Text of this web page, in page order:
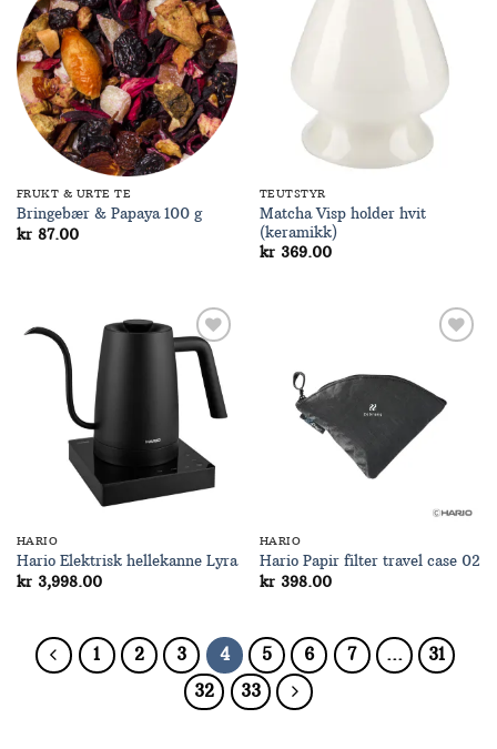
Add to
Wishlist
FRUKT & URTE TE
Bringebær & Papaya 100 g
kr87.00
Add to
Wishlist
TEUTSTYR
Matcha Visp holder hvit
(keramikk)
kr369.00
Add to
Wishlist
HARIO
Hario Elektrisk hellekanne Lyra
kr3,998.00
HARIO
Hario Papir filter travel case 02
kr398.00
1 2 3 4 5 6 7 …
31
32
33